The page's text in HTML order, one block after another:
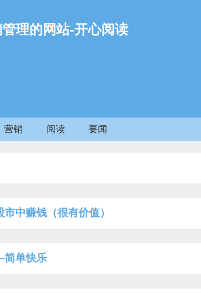
理的网站-开心阅读
营销 阅读 要闻
中赚钱（很有价值）
单快乐